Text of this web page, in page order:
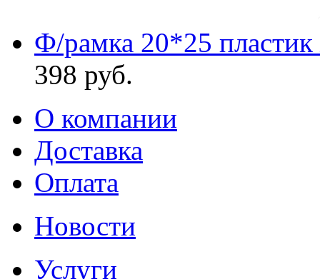
Ф/рамка 20*25
398 руб.
О компании
Доставка
Оплата
Новости
Услуги